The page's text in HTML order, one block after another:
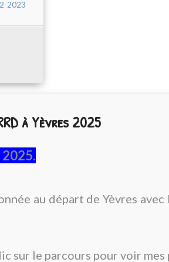
2023
à Yèvres 2025
au départ de Yèvres avec
sur le parcours pour voir